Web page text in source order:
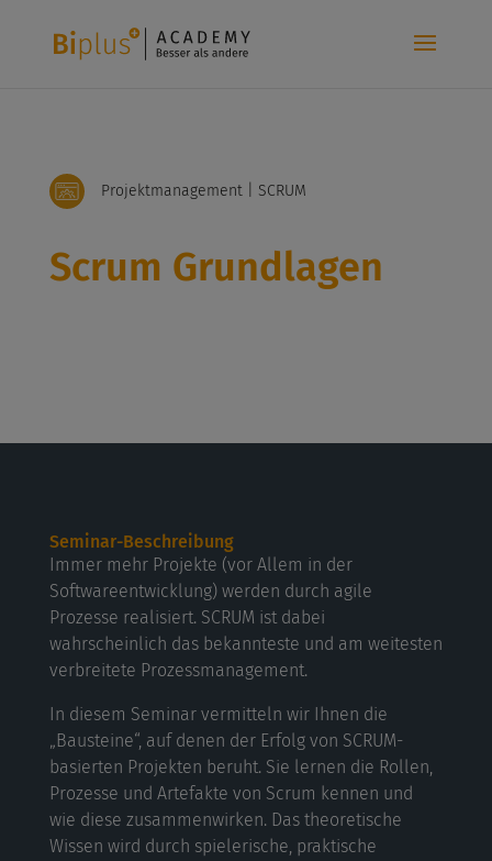
Projektmanagement | SCRUM
Scrum Grundlagen
Seminar-Beschreibung
Immer mehr Projekte (vor Allem in der
Softwareentwicklung) werden durch agile
Prozesse realisiert. SCRUM ist dabei
wahrscheinlich das bekannteste und am weitesten
verbreitete Prozessmanagement.
In diesem Seminar vermitteln wir Ihnen die
„Bausteine“, auf denen der Erfolg von SCRUM-
basierten Projekten beruht. Sie lernen die Rollen,
Prozesse und Artefakte von Scrum kennen und
wie diese zusammenwirken. Das theoretische
Wissen wird durch spielerische, praktische